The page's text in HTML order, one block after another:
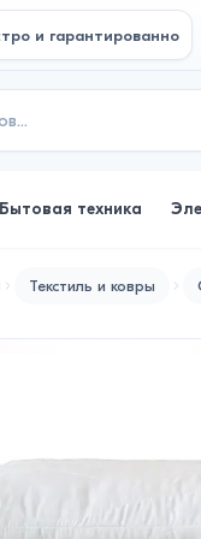
и гарантированно
Бытовая техника
Текстиль и ковры